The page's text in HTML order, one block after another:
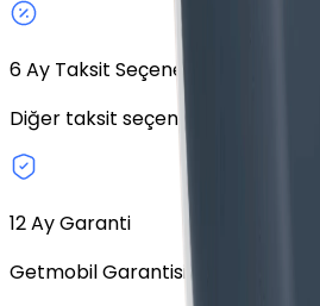
6Ay Taksit Seçeneği
Diğer taksit seçeneklerini keşfedin.
12 Ay Garanti
Getmobil Garantisi